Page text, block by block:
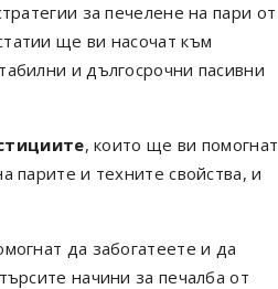
за печелене на пари от
ще ви насочат към
и дългосрочни пасивни
, които ще ви помогнат
парите и техните свойства, и
да забогатеете и да
начини за печалба от